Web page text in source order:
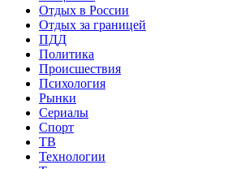
Отдых в России
Отдых за границей
ПДД
Политика
Происшествия
Психология
Рынки
Сериалы
Спорт
ТВ
Технологии